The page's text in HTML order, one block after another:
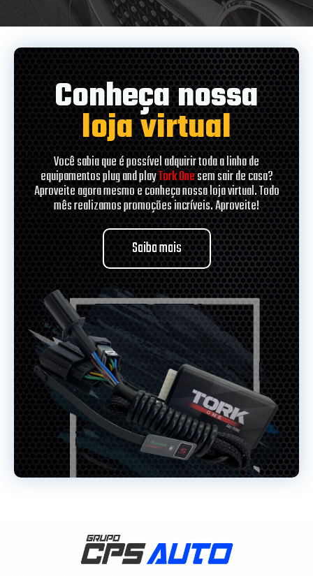
Conheça nossa
loja virtual
Você sabia que é possível adquirir toda a linha de
equipamentos plug and playTork Onesem sair de casa?
Aproveite agora mesmo e conheça nossa loja virtual. Todo
mês realizamos promoções incríveis. Aproveite!
Saiba mais